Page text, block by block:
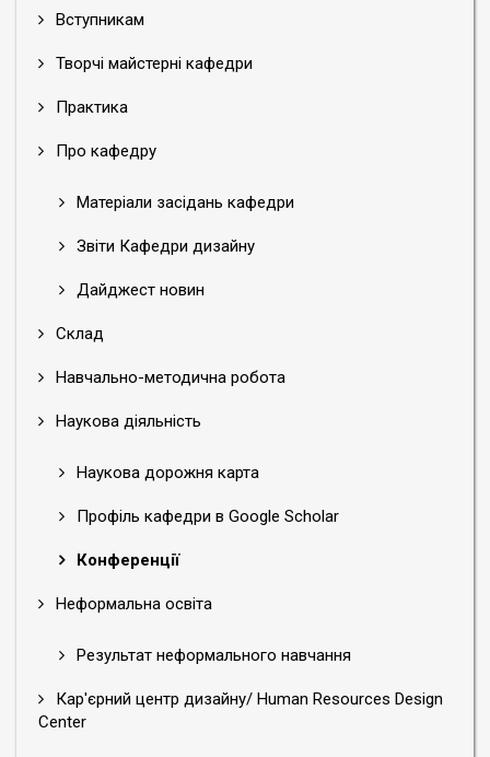
Вступникам
Творчі майстерні кафедри
Практика
Про кафедру
Матеріали засідань кафедри
Звіти Кафедри дизайну
Дайджест новин
Склад
Навчально-методична робота
Наукова діяльність
Наукова дорожня карта
Профіль кафедри в Google Scholar
Конференції
Неформальна освіта
Результат неформального навчання
Кар'єрний центр дизайну/ Human Resources Design
Center